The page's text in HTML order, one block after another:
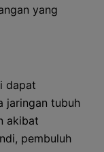
yang
dapat
jaringan tubuh
akibat
pembuluh